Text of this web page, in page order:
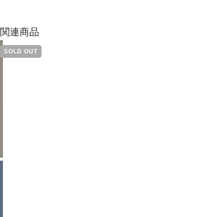
関連商品
SOLD OUT